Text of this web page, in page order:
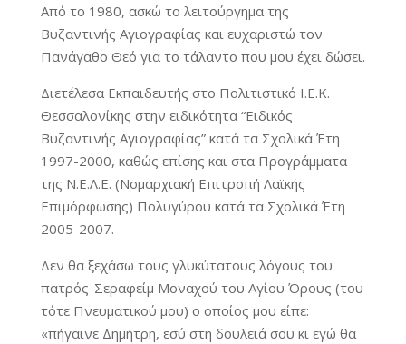
Από το 1980, ασκώ το λειτούργημα της
Βυζαντινής Αγιογραφίας και ευχαριστώ τον
Πανάγαθο Θεό για το τάλαντο που μου έχει δώσει.
Διετέλεσα Εκπαιδευτής στο Πολιτιστικό Ι.Ε.Κ.
Θεσσαλονίκης στην ειδικότητα “Ειδικός
Βυζαντινής Αγιογραφίας” κατά τα Σχολικά Έτη
1997-2000, καθώς επίσης και στα Προγράμματα
της Ν.Ε.Λ.Ε. (Νομαρχιακή Επιτροπή Λαϊκής
Επιμόρφωσης) Πολυγύρου κατά τα Σχολικά Έτη
2005-2007.
Δεν θα ξεχάσω τους γλυκύτατους λόγους του
πατρός-Σεραφείμ Μοναχού του Αγίου Όρους (του
τότε Πνευματικού μου) ο οποίος μου είπε:
«πήγαινε Δημήτρη, εσύ στη δουλειά σου κι εγώ θα